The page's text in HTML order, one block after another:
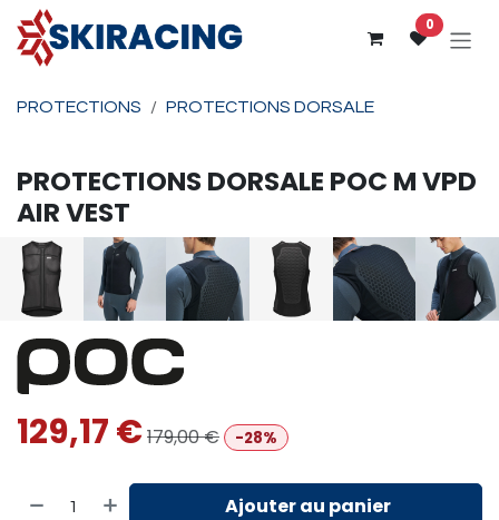
Se rendre au contenu
0
PROTECTIONS PROTECTIONS DORSALE
PROTECTIONS DORSALE POC M VPD
AIR VEST
129,17€179,00€ -28%
Ajouter au panier